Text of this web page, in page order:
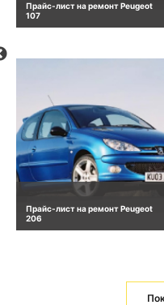
Прайс-лист на ремонт Peugeot
107
Прайс-лист на ремонт Peugeot
206